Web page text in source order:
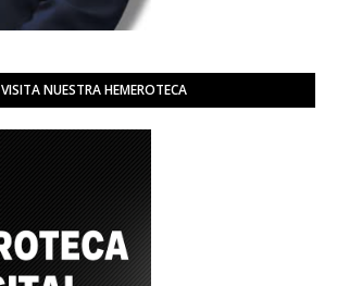
VISITA NUESTRA HEMEROTECA